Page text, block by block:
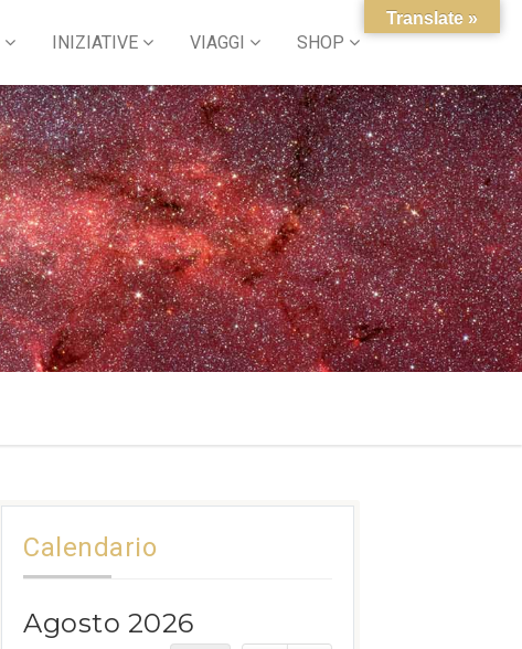
INIZIATIVE VIAGGI SHOP
Calendario
Agosto 2026
Translate »